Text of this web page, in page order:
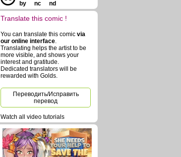
by nc nd
Translate this comic !
You can translate this comic via
our online interface.
Translating helps the artist to be
more visible, and shows your
interest and gratitude.
Dedicated translators will be
rewarded with Golds.
Переводить/Исправить
перевод
Watch all video tutorials